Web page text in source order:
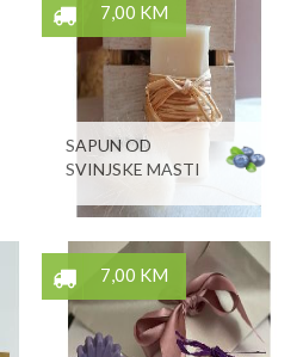
7,00 KM
SAPUN OD
SVINJSKE MASTI
7,00 KM